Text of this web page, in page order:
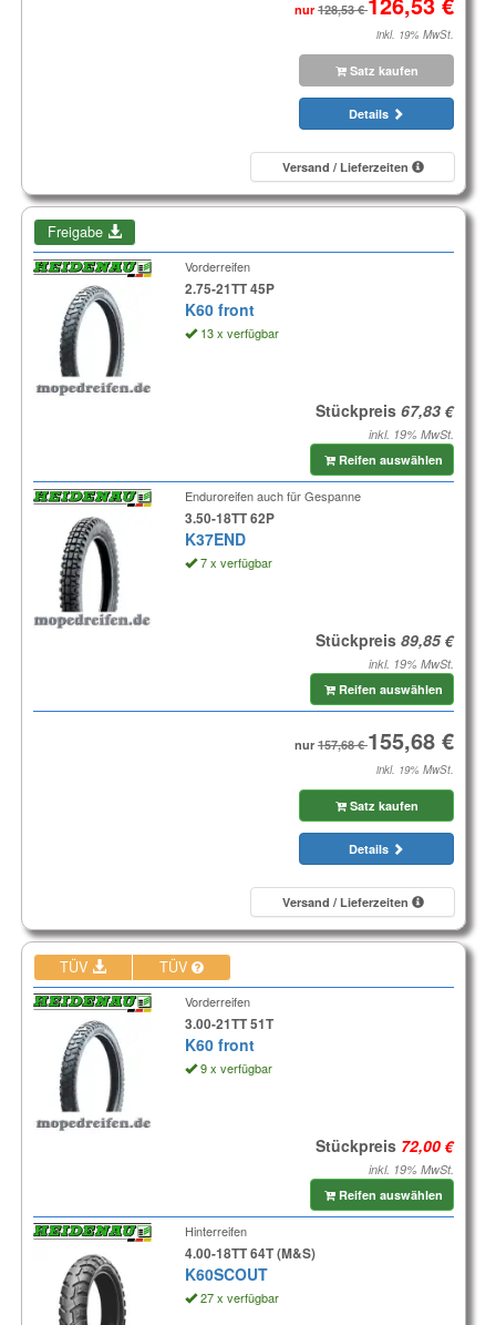
nur
inkl. 19% MwSt.
Satz kaufen
Details
Versand / Lieferzeiten
Freigabe
Vorderreifen
2.75-21TT 45P
K60 front
13 x verfügbar
Stückpreis
inkl. 19% MwSt.
Reifen auswählen
Enduroreifen auch für Gespanne
3.50-18TT 62P
K37END
7 x verfügbar
Stückpreis
inkl. 19% MwSt.
Reifen auswählen
nur
inkl. 19% MwSt.
Satz kaufen
Details
Versand / Lieferzeiten
TÜV TÜV
Vorderreifen
3.00-21TT 51T
K60 front
9 x verfügbar
Stückpreis
inkl. 19% MwSt.
Reifen auswählen
Hinterreifen
4.00-18TT 64T (M&S)
K60SCOUT
27 x verfügbar